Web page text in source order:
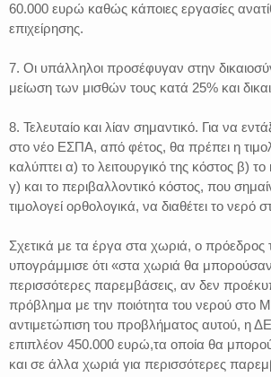
60.000 ευρώ καθώς κάποιες εργασίες
επιχείρησης.
7. Οι υπάλληλοι προσέφυγαν στην
μείωση των μισθών τους κατά 25% και
8. Τελευταίο και λίαν σημαντικό. Για να
στο νέο ΕΣΠΑ, από φέτος, θα πρέπει η
καλύπτει α) το λειτουργικό της κόστος β)
γ) και το περιβαλλοντικό κόστος, που
τιμολογεί ορθολογικά, να διαθέτει το νερό
Σχετικά με τα έργα στα χωριά, ο
υπογράμμισε ότι «στα χωριά θα
περισσότερες παρεμβάσεις, αν δεν
πρόβλημα με την ποιότητα του νερού στο
αντιμετώπιση του προβλήματος αυτού, η
επιπλέον 450.000 ευρώ,τα οποία θα
και σε άλλα χωριά για περισσότερες